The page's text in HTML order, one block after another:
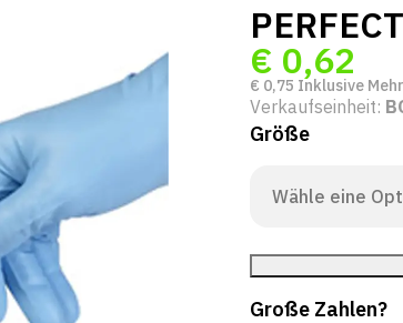
€ 0,62
€ 0,75 Inklusive
Verkaufseinheit:
Größe
Große Zahlen?